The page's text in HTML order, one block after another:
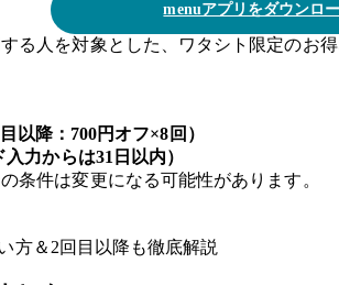
menuアプリをダウンロ
る人を対象とした、ワタシト限定のお
以降：700円オフ×8回）
力からは31日以内）
条件は変更になる可能性があります。
方＆2回目以降も徹底解説